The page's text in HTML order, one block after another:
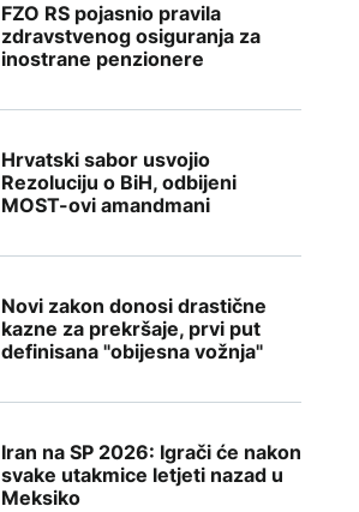
FZO RS pojasnio pravila
zdravstvenog osiguranja za
inostrane penzionere
Hrvatski sabor usvojio
Rezoluciju o BiH, odbijeni
MOST-ovi amandmani
Novi zakon donosi drastične
kazne za prekršaje, prvi put
definisana "obijesna vožnja"
Iran na SP 2026: Igrači će nakon
svake utakmice letjeti nazad u
Meksiko